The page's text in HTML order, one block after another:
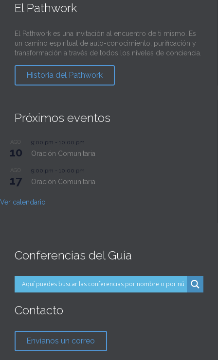
El Pathwork
El Pathwork es una invitación al encuentro de ti mismo. Es
un camino espiritual de auto-conocimiento, purificación y
transformación a través de todos los niveles de conciencia.
Historia del Pathwork
Próximos eventos
AGO
10
9:00 pm - 10:00 pm
Oración Comunitaria
AGO
17
9:00 pm - 10:00 pm
Oración Comunitaria
Ver calendario
Conferencias del Guía
Contacto
Envíanos un correo